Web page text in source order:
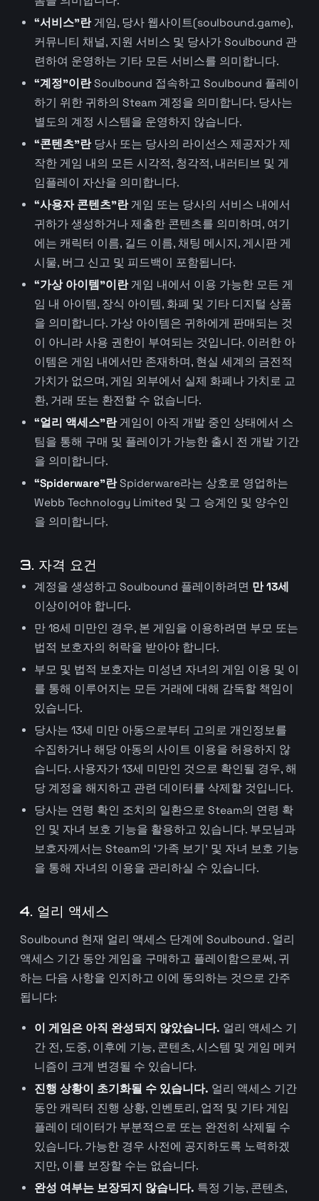
“서비스”란게임, 당사 웹사이트(soulbound.game),
커뮤니티 채널, 지원 서비스 및 당사가 Soulbound 관
련하여 운영하는 기타 모든 서비스를 의미합니다.
“계정”이란Soulbound 접속하고 Soulbound 플레이
하기 위한 귀하의 Steam 계정을 의미합니다. 당사는
별도의 계정 시스템을 운영하지 않습니다.
“콘텐츠”란당사 또는 당사의 라이선스 제공자가 제
작한 게임 내의 모든 시각적, 청각적, 내러티브 및 게
임플레이 자산을 의미합니다.
“사용자 콘텐츠”란게임 또는 당사의 서비스 내에서
귀하가 생성하거나 제출한 콘텐츠를 의미하며, 여기
에는 캐릭터 이름, 길드 이름, 채팅 메시지, 게시판 게
시물, 버그 신고 및 피드백이 포함됩니다.
“가상 아이템”이란게임 내에서 이용 가능한 모든 게
임 내 아이템, 장식 아이템, 화폐 및 기타 디지털 상품
을 의미합니다. 가상 아이템은 귀하에게 판매되는 것
이 아니라 사용 권한이 부여되는 것입니다. 이러한 아
이템은 게임 내에서만 존재하며, 현실 세계의 금전적
가치가 없으며, 게임 외부에서 실제 화폐나 가치로 교
환, 거래 또는 환전할 수 없습니다.
“얼리 액세스”란게임이 아직 개발 중인 상태에서 스
팀을 통해 구매 및 플레이가 가능한 출시 전 개발 기간
을 의미합니다.
“Spiderware”란Spiderware라는 상호로 영업하는
Webb Technology Limited 및 그 승계인 및 양수인
을 의미합니다.
3. 자격 요건
계정을 생성하고 Soulbound 플레이하려면 만 13세
이상이어야 합니다.
만 18세 미만인 경우, 본 게임을 이용하려면 부모 또는
법적 보호자의 허락을 받아야 합니다.
부모 및 법적 보호자는 미성년 자녀의 게임 이용 및 이
를 통해 이루어지는 모든 거래에 대해 감독할 책임이
있습니다.
당사는 13세 미만 아동으로부터 고의로 개인정보를
수집하거나 해당 아동의 사이트 이용을 허용하지 않
습니다. 사용자가 13세 미만인 것으로 확인될 경우, 해
당 계정을 해지하고 관련 데이터를 삭제할 것입니다.
당사는 연령 확인 조치의 일환으로 Steam의 연령 확
인 및 자녀 보호 기능을 활용하고 있습니다. 부모님과
보호자께서는 Steam의 ‘가족 보기’ 및 자녀 보호 기능
을 통해 자녀의 이용을 관리하실 수 있습니다.
4. 얼리 액세스
Soulbound 현재 얼리 액세스 단계에 Soulbound . 얼리
액세스 기간 동안 게임을 구매하고 플레이함으로써, 귀
하는 다음 사항을 인지하고 이에 동의하는 것으로 간주
됩니다:
이 게임은 아직 완성되지 않았습니다. 얼리 액세스 기
간 전, 도중, 이후에 기능, 콘텐츠, 시스템 및 게임 메커
니즘이 크게 변경될 수 있습니다.
진행 상황이 초기화될 수 있습니다. 얼리 액세스 기간
동안 캐릭터 진행 상황, 인벤토리, 업적 및 기타 게임
플레이 데이터가 부분적으로 또는 완전히 삭제될 수
있습니다. 가능한 경우 사전에 공지하도록 노력하겠
지만, 이를 보장할 수는 없습니다.
완성 여부는 보장되지 않습니다. 특정 기능, 콘텐츠,